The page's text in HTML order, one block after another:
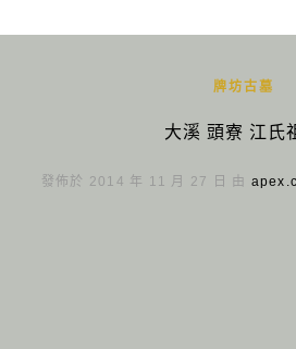
牌坊古墓
大溪 頭寮 江氏
發佈於 2014 年 11 月 27 日 由